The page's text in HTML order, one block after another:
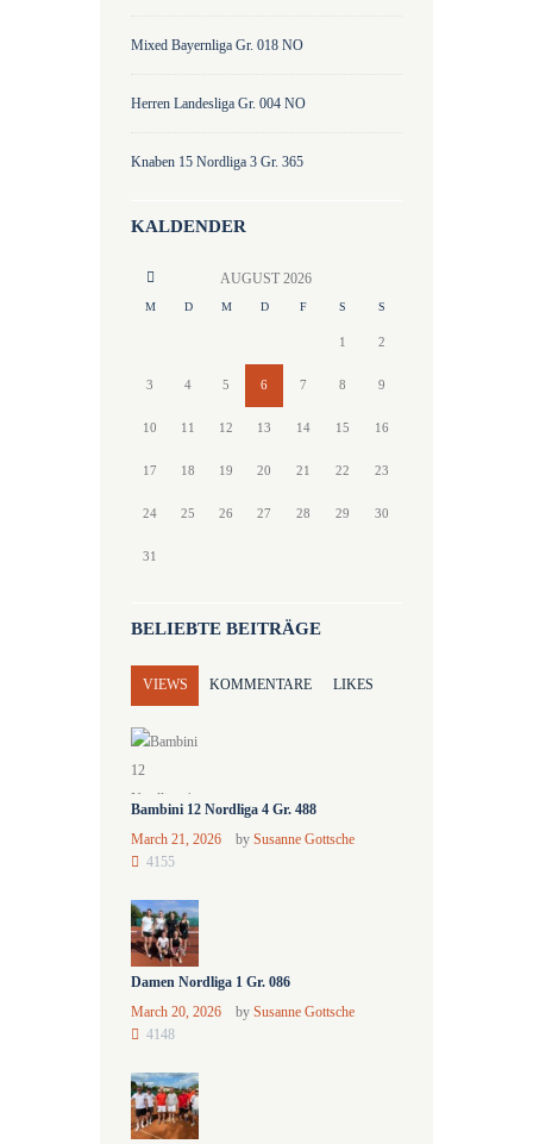
Mixed Bayernliga Gr. 018 NO
Herren Landesliga Gr. 004 NO
Knaben 15 Nordliga 3 Gr. 365
KALDENDER
AUGUST 2026
M D M D F S S
1 2
3 4 5 6 7 8 9
10 11 12 13 14 15 16
17 18 19 20 21 22 23
24 25 26 27 28 29 30
31
BELIEBTE BEITRÄGE
VIEWS KOMMENTARE LIKES
Bambini 12 Nordliga 4 Gr. 488
March 21, 2026
bySusanne Gottsche
4155
Damen Nordliga 1 Gr. 086
March 20, 2026
bySusanne Gottsche
4148